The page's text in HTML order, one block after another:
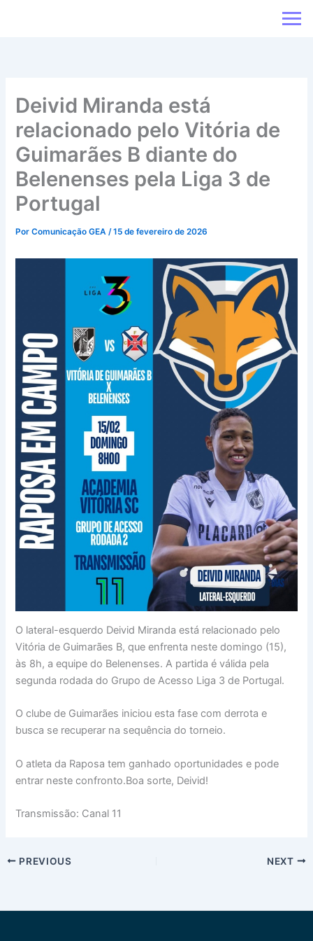
Deivid Miranda está
relacionado pelo Vitória de
Guimarães B diante do
Belenenses pela Liga 3 de
Portugal
PorComunicação GEA/15 de fevereiro de 2026
O lateral-esquerdo Deivid Miranda está relacionado pelo
Vitória de Guimarães B, que enfrenta neste domingo (15),
às 8h, a equipe do Belenenses. A partida é válida pela
segunda rodada do Grupo de Acesso Liga 3 de Portugal.
O clube de Guimarães iniciou esta fase com derrota e
busca se recuperar na sequência do torneio.
O atleta da Raposa tem ganhado oportunidades e pode
entrar neste confronto.Boa sorte, Deivid!
Transmissão: Canal 11
PREVIOUS NEXT